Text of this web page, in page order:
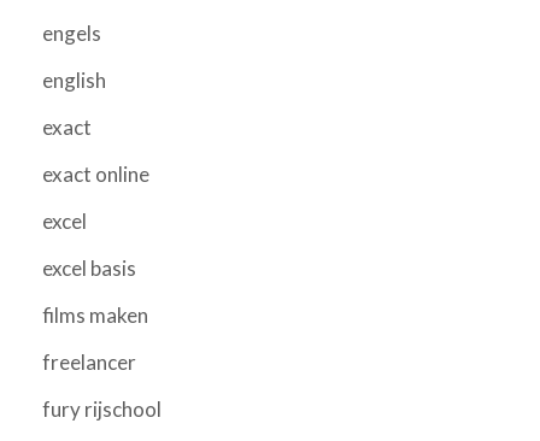
engels
english
exact
exact online
excel
excel basis
films maken
freelancer
fury rijschool